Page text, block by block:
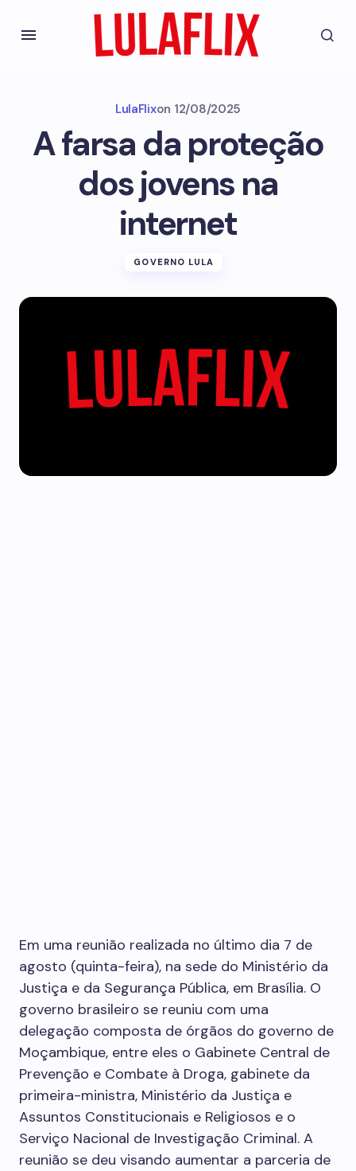
LulaFlixon 12/08/2025
A farsa da proteção
dos jovens na
internet
GOVERNO LULA
Em uma reunião realizada no último dia 7 de
agosto (quinta-feira), na sede do Ministério da
Justiça e da Segurança Pública, em Brasília. O
governo brasileiro se reuniu com uma
delegação composta de órgãos do governo de
Moçambique, entre eles o Gabinete Central de
Prevenção e Combate à Droga, gabinete da
primeira-ministra, Ministério da Justiça e
Assuntos Constitucionais e Religiosos e o
Serviço Nacional de Investigação Criminal. A
reunião se deu visando aumentar a parceria de